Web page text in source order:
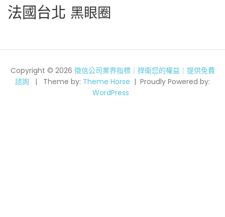
法國台北 黑眼圈
Copyright © 2026 徵信公司業界指標｜捍衛您的權益｜提供免費
諮詢
Theme by: Theme Horse
Proudly Powered by:
WordPress